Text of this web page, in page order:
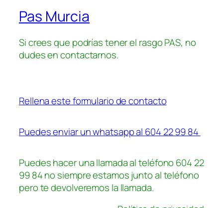
Pas Murcia
Si crees que podrías tener el rasgo PAS, no
dudes en contactarnos.
Rellena este formulario de contacto
Puedes enviar un whatsapp al 604 22 99 84
Puedes hacer una llamada al teléfono 604 22
99 84 no siempre estamos junto al teléfono
pero te devolveremos la llamada.